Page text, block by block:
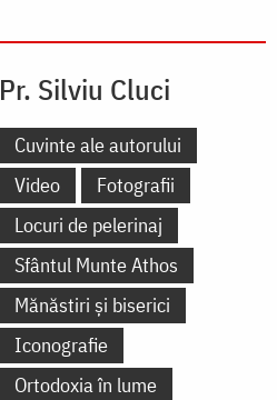
Pr. Silviu Cluci
Cuvinte ale autorului
Video
Fotografii
Locuri de pelerinaj
Sfântul Munte Athos
Mănăstiri și biserici
Iconografie
Ortodoxia în lume